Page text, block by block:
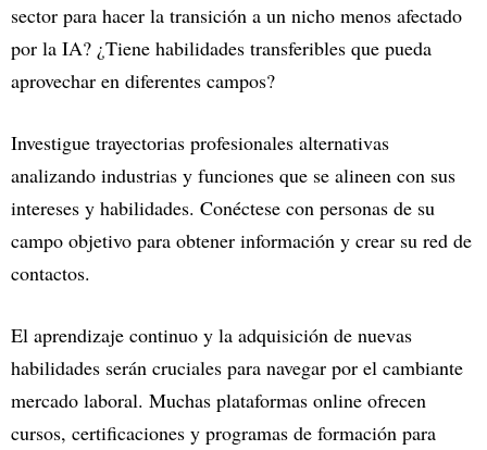
sector para hacer la transición a un nicho menos afectado
por la IA? ¿Tiene habilidades transferibles que pueda
aprovechar en diferentes campos?
Investigue trayectorias profesionales alternativas
analizando industrias y funciones que se alineen con sus
intereses y habilidades. Conéctese con personas de su
campo objetivo para obtener información y crear su red de
contactos.
El aprendizaje continuo y la adquisición de nuevas
habilidades serán cruciales para navegar por el cambiante
mercado laboral. Muchas plataformas online ofrecen
cursos, certificaciones y programas de formación para